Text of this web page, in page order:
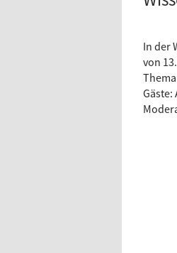
In der
von
Gäste: